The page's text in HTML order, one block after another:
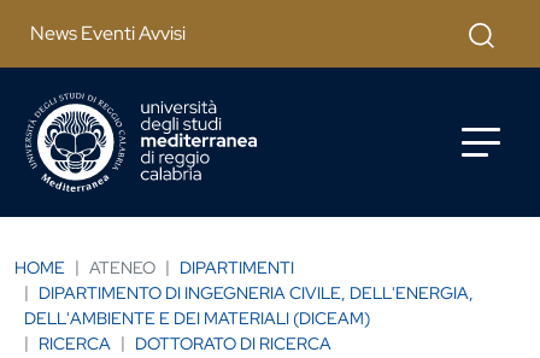
News Eventi Avvisi Cerca
HOME ATENEO
DIPARTIMENTI
DIPARTIMENTO DI INGEGNERIA CIVILE, DELL'ENERGIA,
DELL'AMBIENTE E DEI MATERIALI (DICEAM)
RICERCA
DOTTORATO DI RICERCA